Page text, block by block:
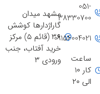
مشهد میدان
گاراژدارها کوشش
۳۶ (قائم ۵) مرکز
خرید آفتاب، جنب
ورودی ۳
051-
38330700
09156004021
ساعت
کار ۱۰
الی ۲۰